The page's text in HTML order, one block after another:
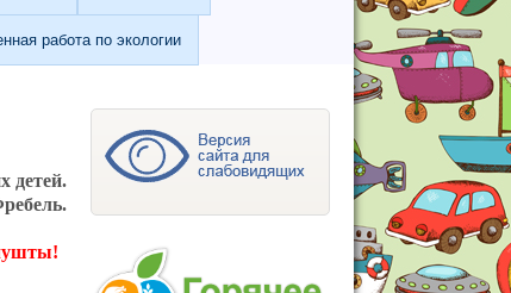
работа по экологии
детей.